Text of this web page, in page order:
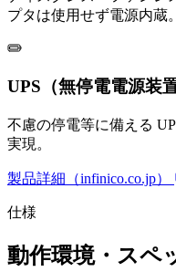
プタは使用せず電源内蔵。
UPS（無停電電源装
不慮の停電等に備える
実現。
製品詳細（infinico.co.jp）
仕様
動作環境・スペ